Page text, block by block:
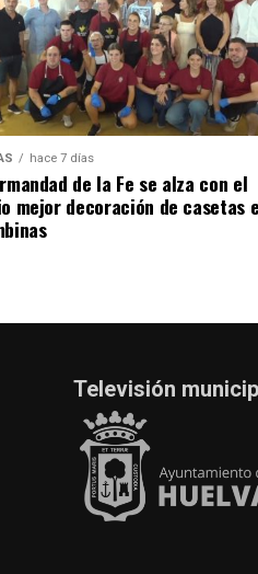
hace 7 días
de la Fe se alza con el
mejor decoración de casetas
Televisión